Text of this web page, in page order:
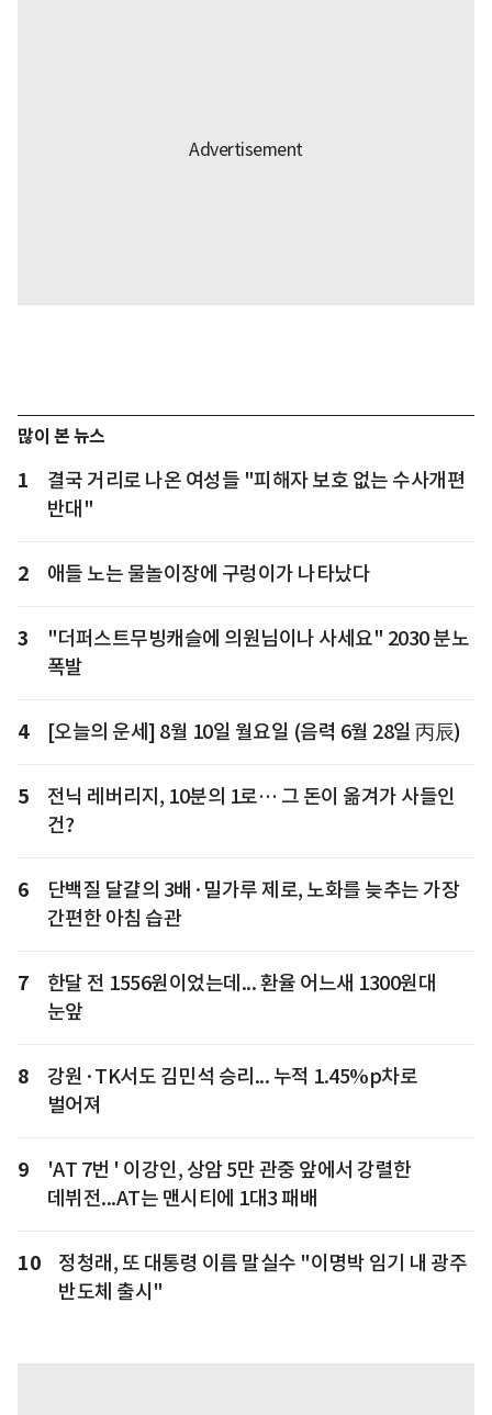
많이 본 뉴스
1
결국 거리로 나온 여성들 "피해자 보호 없는 수사개편
반대"
2 애들 노는 물놀이장에 구렁이가 나타났다
3
"더퍼스트무빙캐슬에 의원님이나 사세요" 2030 분노
폭발
4 [오늘의 운세] 8월 10일 월요일 (음력 6월 28일 丙辰)
5
전닉 레버리지, 10분의 1로… 그 돈이 옮겨가 사들인
건?
6
단백질 달걀의 3배·밀가루 제로, 노화를 늦추는 가장
간편한 아침 습관
7
한달 전 1556원이었는데... 환율 어느새 1300원대
눈앞
8
강원·TK서도 김민석 승리... 누적 1.45%p차로
벌어져
9
'AT 7번 ' 이강인, 상암 5만 관중 앞에서 강렬한
데뷔전...AT는 맨시티에 1대3 패배
10
정청래, 또 대통령 이름 말실수 "이명박 임기 내 광주
반도체 출시"